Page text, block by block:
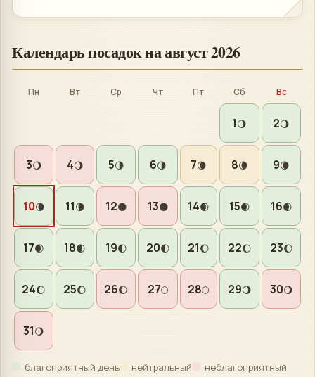
Календарь посадок наавгуст 2026
Пн Вт Ср Чт Пт Сб Вс
1🌖 2🌖
3🌖 4🌖 5🌗 6🌗 7🌘 8🌘 9🌘
10🌘 11🌘 12🌑 13🌑 14🌒 15🌒 16🌒
17🌒 18🌒 19🌓 20🌓 21🌔 22🌔 23🌔
24🌔 25🌔 26🌔 27🌕 28🌕 29🌖 30🌖
31🌖
благоприятный день нейтральный неблагоприятный